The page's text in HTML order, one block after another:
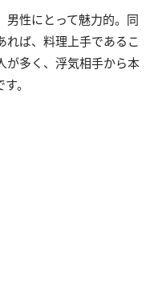
男性にとって魅力的。同
れば、料理上手であるこ
が多く、浮気相手から本
。